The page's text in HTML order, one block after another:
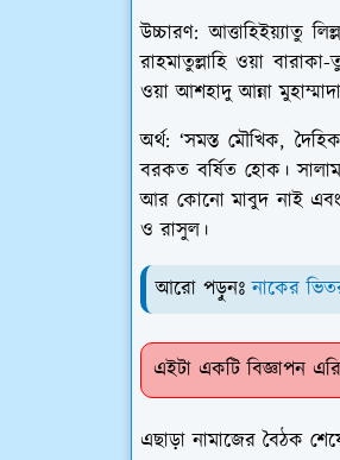
উচ্চারণ: আত্তাহিইয়্যাতু
রাহমাতুল্লাহি ওয়া
ওয়া আশহাদু আন্না
অর্থ: ‘সমস্ত মৌখিক,
বরকত বর্ষিত হোক।
আর কোনো মাবুদ নাই এবং
ও রাসুল।
আরো পড়ুনঃনাকের
এইটা একটি বিজ্ঞাপন
এছাড়া নামাজের বৈঠক